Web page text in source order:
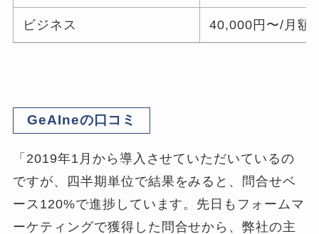
ビジネス 40,000円〜/月額
GeAIneの口コミ
「2019年1月から導入させていただいているの
ですが、四半期単位で結果をみると、問合せベ
ース120%で進捗しています。先日もフォームマ
ーケティングで獲得した問合せから、弊社の主